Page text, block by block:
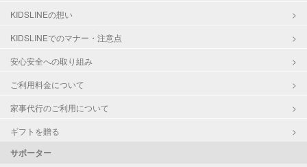
KIDSLINEの想い
KIDSLINEでのマナー・注意点
安心安全への取り組み
ご利用料金について
家事代行のご利用について
ギフトを贈る
サポーター